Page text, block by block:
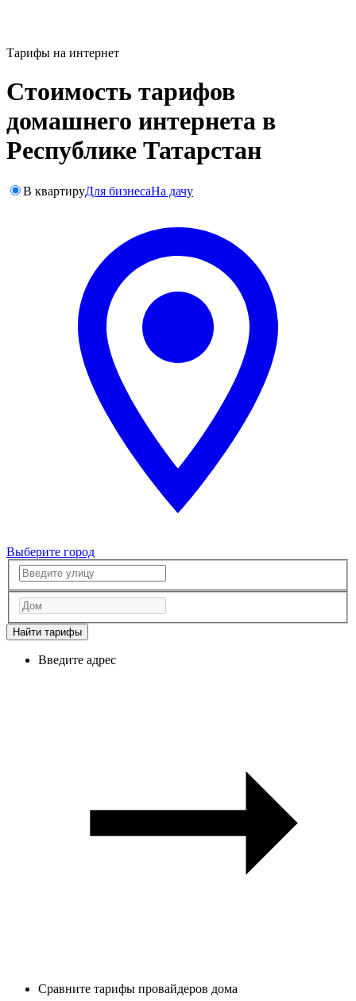
Тарифы на интернет
Стоимость тарифов
домашнего интернета в
Республике Татарстан
В квартируДля бизнесаНа дачу
Выберите город
Найти тарифы
Введите адрес
Сравните тарифы провайдеров дома